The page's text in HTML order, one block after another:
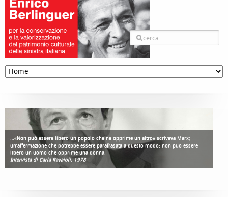
…«Non può essere libero un popolo che ne opprime un altro» scriveva Marx;
un’affermazione che potrebbe essere parafrasata a questo modo: non può essere
libero un uomo che opprime una donna.
Intervista di Carla Ravaioli, 1978